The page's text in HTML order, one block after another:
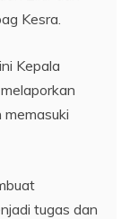
Kesra.
Kepala
memasuki
tugas dan